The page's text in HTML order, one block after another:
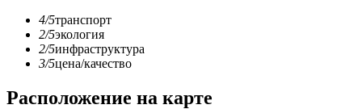
4/5транспорт
2/5экология
2/5инфраструктура
3/5цена/качество
Расположение на карте